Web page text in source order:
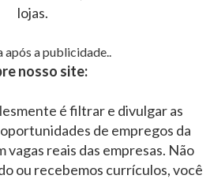
lojas.
após a publicidade..
nosso site:
é filtrar e divulgar as
de empregos da
reais das empresas. Não
ou recebemos currículos, você